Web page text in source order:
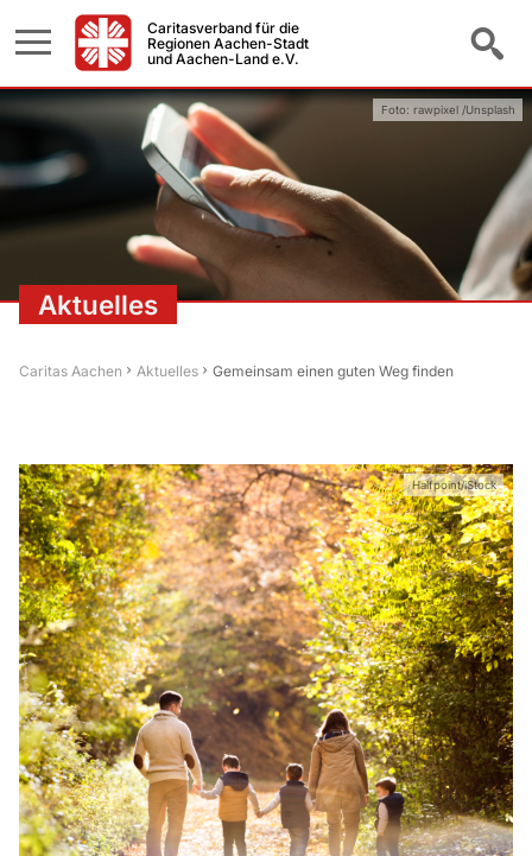
Caritasverband für die
Regionen Aachen-Stadt
und Aachen-Land e.V.
Aktuelles
Foto: rawpixel /Unsplash
Caritas Aachen Aktuelles Gemeinsam einen guten Weg finden
Halfpoint/iStock